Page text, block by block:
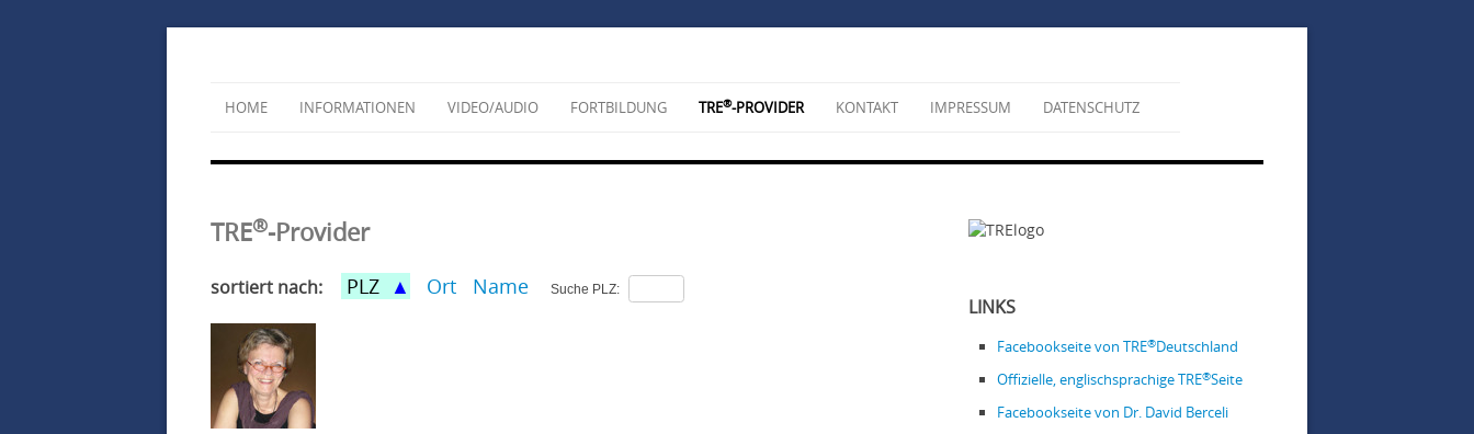
HOME INFORMATIONEN VIDEO/AUDIO FORTBILDUNG TRE®-PROVIDER KONTAKT IMPRESSUM DATENSCHUTZ
TRE®-Provider
sortiert nach: PLZ Ort Name Suche PLZ:
LINKS
Facebookseite von TRE®Deutschland
Offizielle, englischsprachige TRE®Seite
Facebookseite von Dr. David Berceli